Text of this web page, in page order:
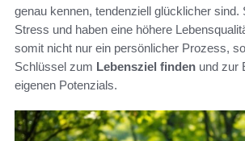
genau kennen, tendenziell glücklicher sind.
Stress und haben eine höhere
somit nicht nur ein persönlicher Prozess,
Schlüssel zum Lebensziel finden und zur
eigenen Potenzials.